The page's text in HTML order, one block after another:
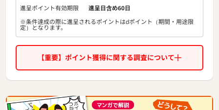
進呈ポイント有効期限
進呈日含め60日
※条件達成の際に進呈されるポイントはdポイント（期間・用途限
定）となります。
【重要】ポイント獲得に関する調査について